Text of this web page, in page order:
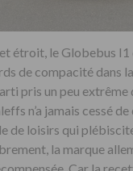
étroit, le Globebus I1
de compacité dans
pris un peu extrême
n’a jamais cessé
de loisirs qui
la marque
Car la